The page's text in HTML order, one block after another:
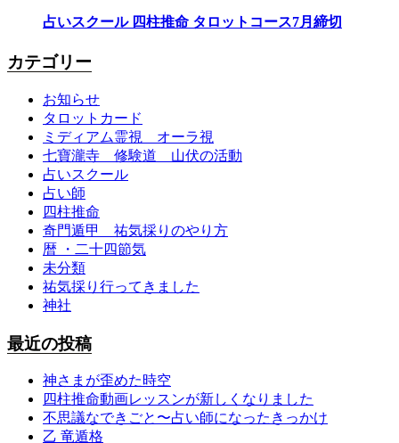
占いスクール 四柱推命 タロットコース7月締切
カテゴリー
お知らせ
タロットカード
ミディアム霊視 オーラ視
七寶瀧寺 修験道 山伏の活動
占いスクール
占い師
四柱推命
奇門遁甲 祐気採りのやり方
暦 ・二十四節気
未分類
祐気採り行ってきました
神社
最近の投稿
神さまが歪めた時空
四柱推命動画レッスンが新しくなりました
不思議なできごと〜占い師になったきっかけ
乙 竜遁格